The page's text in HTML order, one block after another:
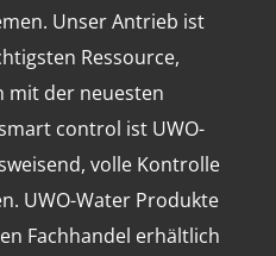
Unser Antrieb ist
Ressource,
mit der neuesten
control ist UWO-
volle Kontrolle
UWO-Water Produkte
Fachhandel erhältlich